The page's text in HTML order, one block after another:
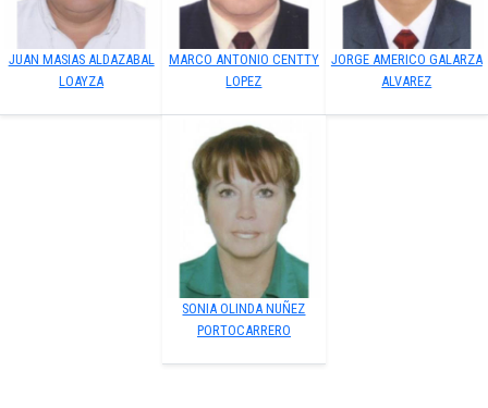
JUAN MASIAS ALDAZABAL
LOAYZA
MARCO ANTONIO CENTTY
LOPEZ
JORGE AMERICO GALARZA
ALVAREZ
SONIA OLINDA NUÑEZ
PORTOCARRERO